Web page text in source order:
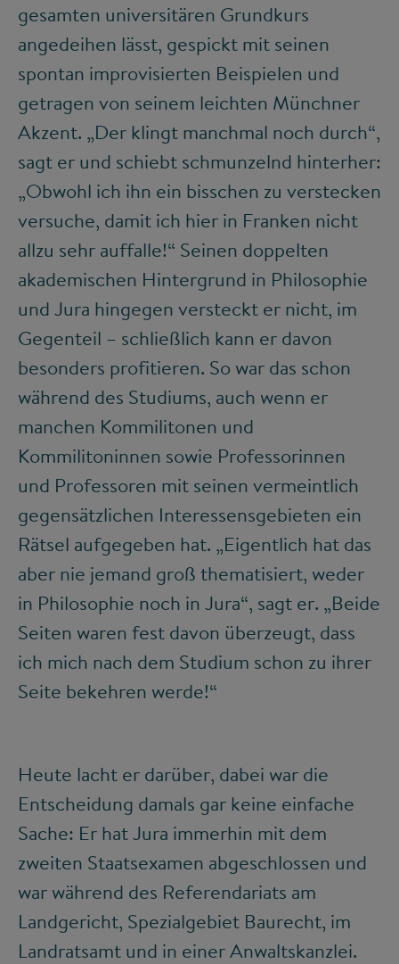
gesamten universitären Grundkurs
angedeihen lässt, gespickt mit seinen
spontan improvisierten Beispielen und
getragen von seinem leichten Münchner
Akzent. „Der klingt manchmal noch durch“,
sagt er und schiebt schmunzelnd hinterher:
„Obwohl ich ihn ein bisschen zu verstecken
versuche, damit ich hier in Franken nicht
allzu sehr auffalle!“ Seinen doppelten
akademischen Hintergrund in Philosophie
und Jura hingegen versteckt er nicht, im
Gegenteil – schließlich kann er davon
besonders profitieren. So war das schon
während des Studiums, auch wenn er
manchen Kommilitonen und
Kommilitoninnen sowie Professorinnen
und Professoren mit seinen vermeintlich
gegensätzlichen Interessensgebieten ein
Rätsel aufgegeben hat. „Eigentlich hat das
aber nie jemand groß thematisiert, weder
in Philosophie noch in Jura“, sagt er. „Beide
Seiten waren fest davon überzeugt, dass
ich mich nach dem Studium schon zu ihrer
Seite bekehren werde!“
Heute lacht er darüber, dabei war die
Entscheidung damals gar keine einfache
Sache: Er hat Jura immerhin mit dem
zweiten Staatsexamen abgeschlossen und
war während des Referendariats am
Landgericht, Spezialgebiet Baurecht, im
Landratsamt und in einer Anwaltskanzlei.